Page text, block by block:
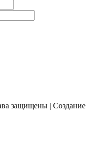
защищены | Создание